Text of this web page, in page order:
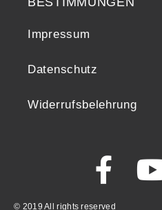
Impressum
Datenschutz
Widerrufsbelehrung
© 2019 All rights reserved